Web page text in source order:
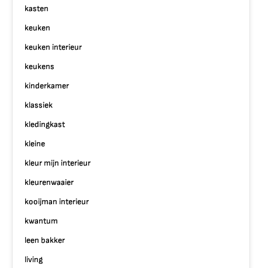
kasten
keuken
keuken interieur
keukens
kinderkamer
klassiek
kledingkast
kleine
kleur mijn interieur
kleurenwaaier
kooijman interieur
kwantum
leen bakker
living